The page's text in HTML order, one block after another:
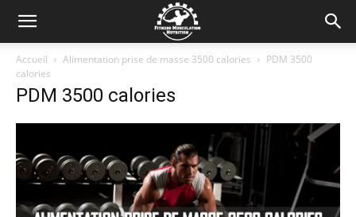
Accueil Alimentation prise de masse 3500 calories
PDM 3500
calories
PDM 3500 calories